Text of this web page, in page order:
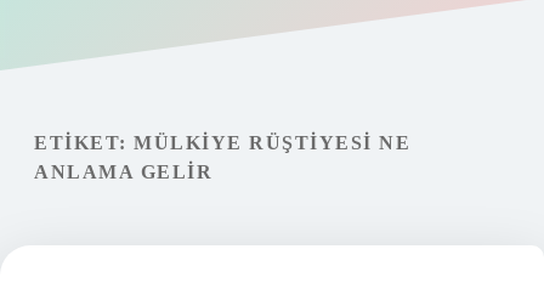
Gizlilik Politikası
Hakkımızda
ETIKET: MÜLKIYE RÜŞTIYESI NE
ANLAMA GELIR